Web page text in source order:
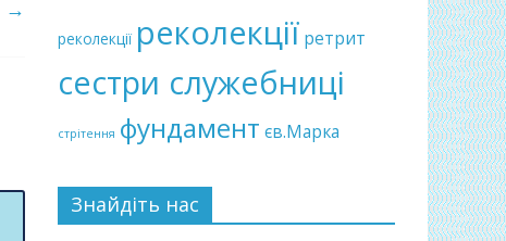
→
реколекції реколекції ретрит
сестри служебниці
стрітення фундамент єв.Марка
Знайдіть нас